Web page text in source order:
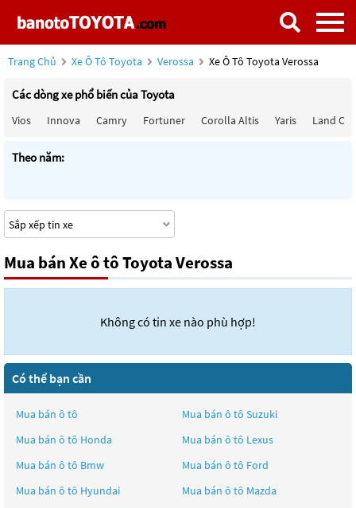
Trang Chủ Xe Ô Tô Toyota Verossa Xe Ô Tô Toyota Verossa
Các dòng xe phổ biến của Toyota
Vios Innova Camry Fortuner Corolla Altis Yaris Land
Theo năm:
Mua bán Xe ô tô Toyota Verossa
Không có tin xe nào phù hợp!
Có thể bạn cần
Mua bán ô tô Mua bán ô tô Suzuki
Mua bán ô tô Honda Mua bán ô tô Lexus
Mua bán ô tô Bmw Mua bán ô tô Ford
Mua bán ô tô Hyundai Mua bán ô tô Mazda